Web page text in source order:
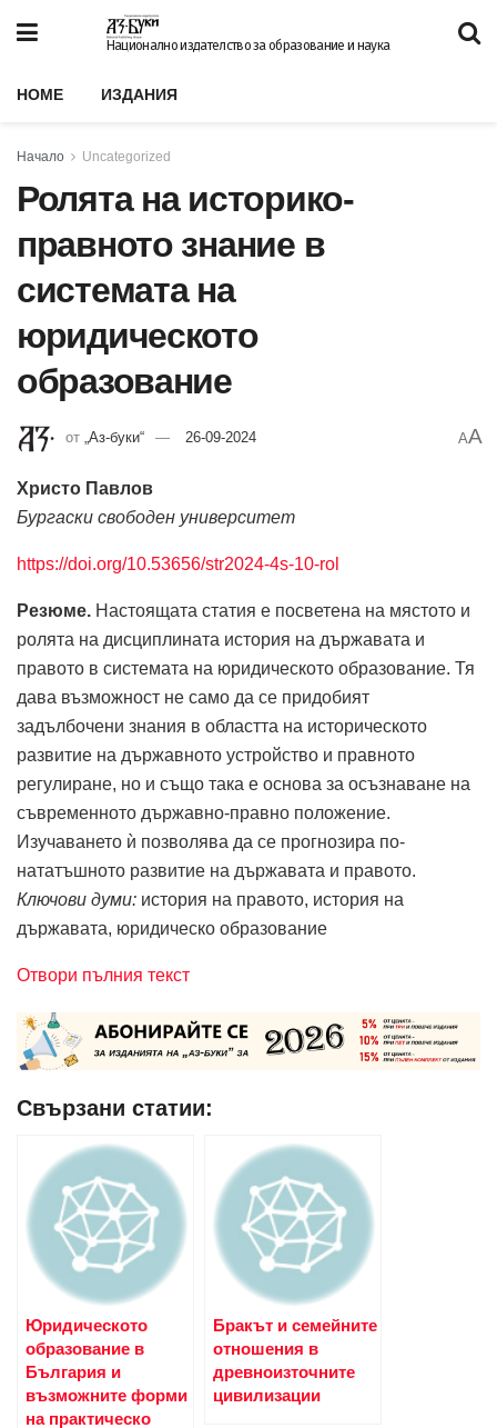
Национално издателство за образование и наука
HOME ИЗДАНИЯ
Начало Uncategorized
Ролята на историко-
правното знание в
системата на
юридическото
образование
от „Аз-буки“ 26-09-2024 AA
Христо Павлов
Бургаски свободен университет
https://doi.org/10.53656/str2024-4s-10-rol
Резюме. Настоящата статия е посветена на мястото и
ролята на дисциплината история на държавата и
правото в системата на юридическото образование. Тя
дава възможност не само да се придобият
задълбочени знания в областта на историческото
развитие на държавното устройство и правното
регулиране, но и също така е основа за осъзнаване на
съвременното държавно-правно положение.
Изучаването ѝ позволява да се прогнозира по-
нататъшното развитие на държавата и правото.
Ключови думи: история на правото, история на
държавата, юридическо образование
Отвори пълния текст
Свързани статии:
Юридическото
образование в
България и
възможните форми
на практическо
Бракът и семейните
отношения в
древноизточните
цивилизации